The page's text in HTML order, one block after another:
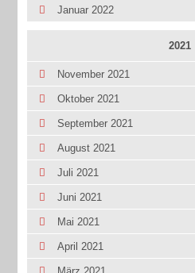
Januar 2022
2021
November 2021
Oktober 2021
September 2021
August 2021
Juli 2021
Juni 2021
Mai 2021
April 2021